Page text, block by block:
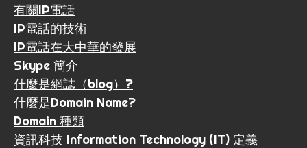
有關IP電話
IP電話的技術
IP電話在大中華的發展
Skype 簡介
什麼是網誌（blog）?
什麼是Domain Name?
Domain 種類
資訊科技 Information Technology (IT) 定義